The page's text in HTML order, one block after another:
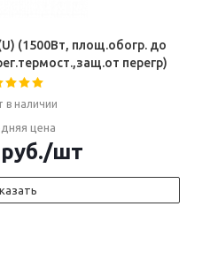
(1500Вт, площ.обогр. до
перегр)
в наличии
цена
руб./шт